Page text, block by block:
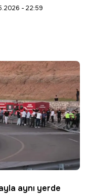
- 22:59
aynı yerde